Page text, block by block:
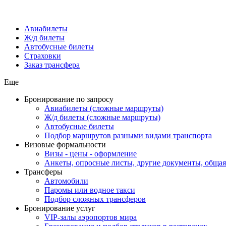
Авиабилеты
Ж/д билеты
Автобусные билеты
Страховки
Заказ трансфера
Еще
Бронирование по запросу
Авиабилеты (сложные маршруты)
Ж/д билеты (сложные маршруты)
Автобусные билеты
Подбор маршрутов разными видами транспорта
Визовые формальности
Визы - цены - оформление
Анкеты, опросные листы, другие документы,
Трансферы
Автомобили
Паромы или водное такси
Подбор сложных трансферов
Бронирование услуг
VIP-залы аэропортов мира